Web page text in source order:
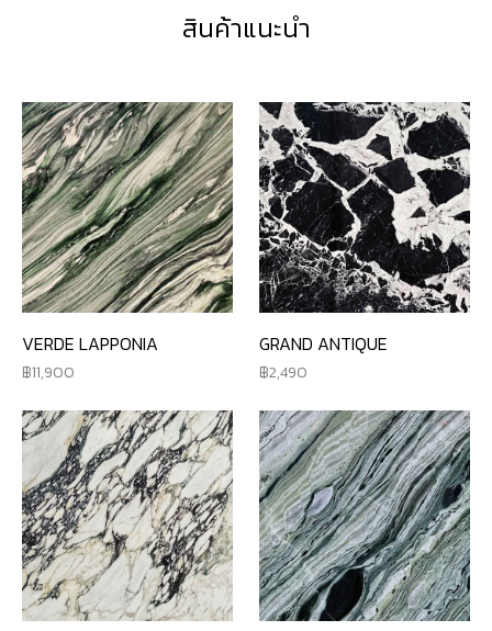
สินค้าแนะนำ
VERDE LAPPONIA
11,900
GRAND ANTIQUE
2,490